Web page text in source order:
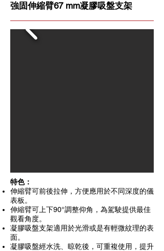
強固伸縮臂67 mm凝膠吸盤支架
特色：
伸縮臂可前後拉伸，方便應用於不同深度的儀
表板。
伸縮臂可上下90°調整仰角，為駕駛提供最佳
觀看角度。
凝膠吸盤支架適用於光滑或是有輕微紋理的表
面。
凝膠吸盤經水洗、晾乾後，可重複使用，提升